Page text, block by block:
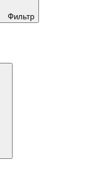
Фильтр